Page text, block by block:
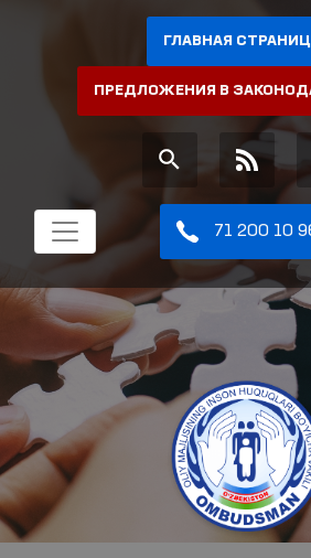
ГЛАВНАЯ
ПРЕДЛОЖЕНИЯ В
71 200 10